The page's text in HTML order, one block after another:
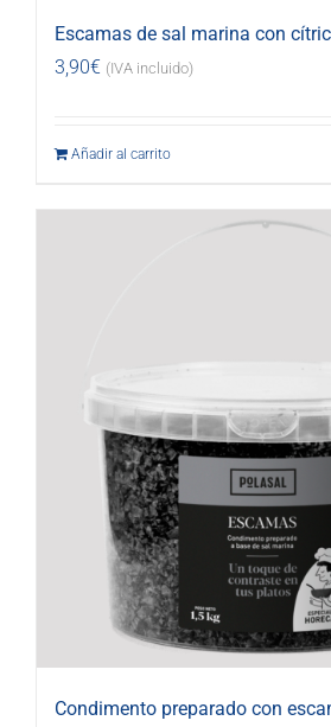
Escamas de sal marina con
3,90€ (IVA incluido)
Añadir al carrito
Condimento preparado con